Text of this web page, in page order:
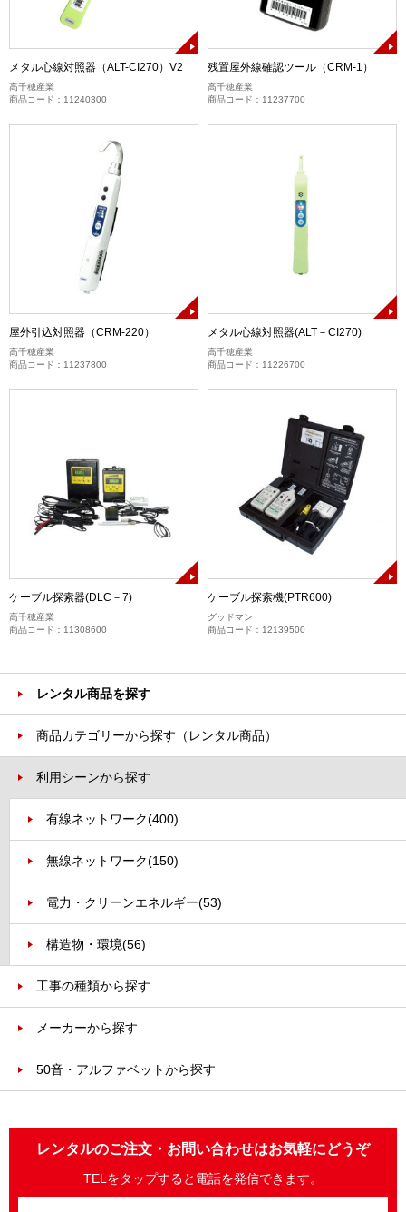
メタル心線対照器（ALT-CI270）V2
高千穂産業
商品コード：11240300
残置屋外線確認ツール（CRM-1）
高千穂産業
商品コード：11237700
屋外引込対照器（CRM-220）
高千穂産業
商品コード：11237800
メタル心線対照器(ALT－CI270)
高千穂産業
商品コード：11226700
ケーブル探索器(DLC－7)
高千穂産業
商品コード：11308600
ケーブル探索機(PTR600)
グッドマン
商品コード：12139500
レンタル商品を探す
商品カテゴリーから探す（レンタル商品）
利用シーンから探す
有線ネットワーク(400)
無線ネットワーク(150)
電力・クリーンエネルギー(53)
構造物・環境(56)
工事の種類から探す
メーカーから探す
50音・アルファベットから探す
レンタルのご注文・お問い合わせはお気軽にどうぞ
TELをタップすると電話を発信できます。